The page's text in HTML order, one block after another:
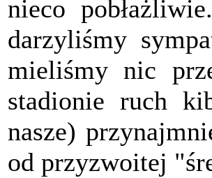
nieco
darzyliśmy
mieliśmy nic
stadionie ruch
nasze)
od przyzwoitej